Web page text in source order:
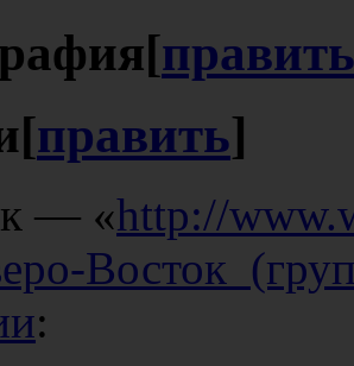
[править
[править]
— «http://
: